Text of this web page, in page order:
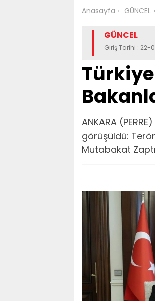
Anasayfa GÜNCEL
GÜNCEL
Giriş Tarihi : 22-
ANKARA
görüşüldü:
Mutabakat